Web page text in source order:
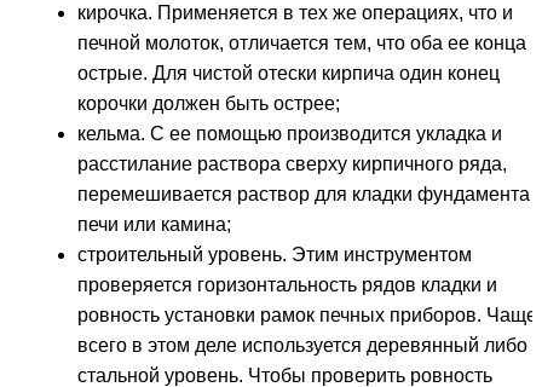
кирочка. Применяется в тех же операциях, что и
печной молоток, отличается тем, что оба ее конца
острые. Для чистой отески кирпича один конец
корочки должен быть острее;
кельма. С ее помощью производится укладка и
расстилание раствора сверху кирпичного ряда,
перемешивается раствор для кладки фундамента
печи или камина;
строительный уровень. Этим инструментом
проверяется горизонтальность рядов кладки и
ровность установки рамок печных приборов. Чаще
всего в этом деле используется деревянный либо
стальной уровень. Чтобы проверить ровность